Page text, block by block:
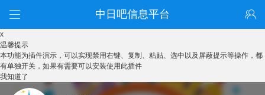
中日吧信息平台
x
温馨提示
本功能为插件演示，可以实现禁用右键、复制、粘贴、选中以及屏蔽提示等操作，都
有单独开关，如果有需要可以安装使用此插件
我知道了